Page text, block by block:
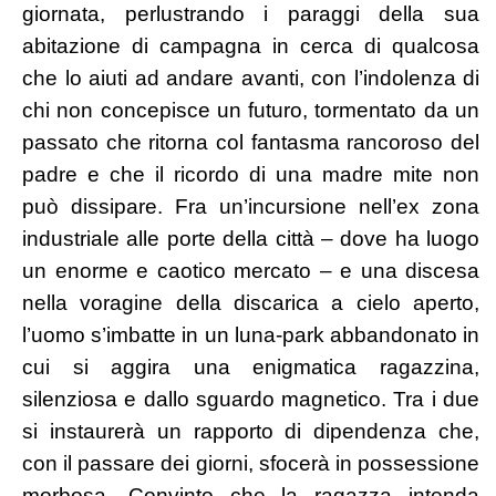
giornata, perlustrando i paraggi della sua
abitazione di campagna in cerca di qualcosa
che lo aiuti ad andare avanti, con l’indolenza di
chi non concepisce un futuro, tormentato da un
passato che ritorna col fantasma rancoroso del
padre e che il ricordo di una madre mite non
può dissipare. Fra un’incursione nell’ex zona
industriale alle porte della città – dove ha luogo
un enorme e caotico mercato – e una discesa
nella voragine della discarica a cielo aperto,
l’uomo s’imbatte in un luna-park abbandonato in
cui si aggira una enigmatica ragazzina,
silenziosa e dallo sguardo magnetico. Tra i due
si instaurerà un rapporto di dipendenza che,
con il passare dei giorni, sfocerà in possessione